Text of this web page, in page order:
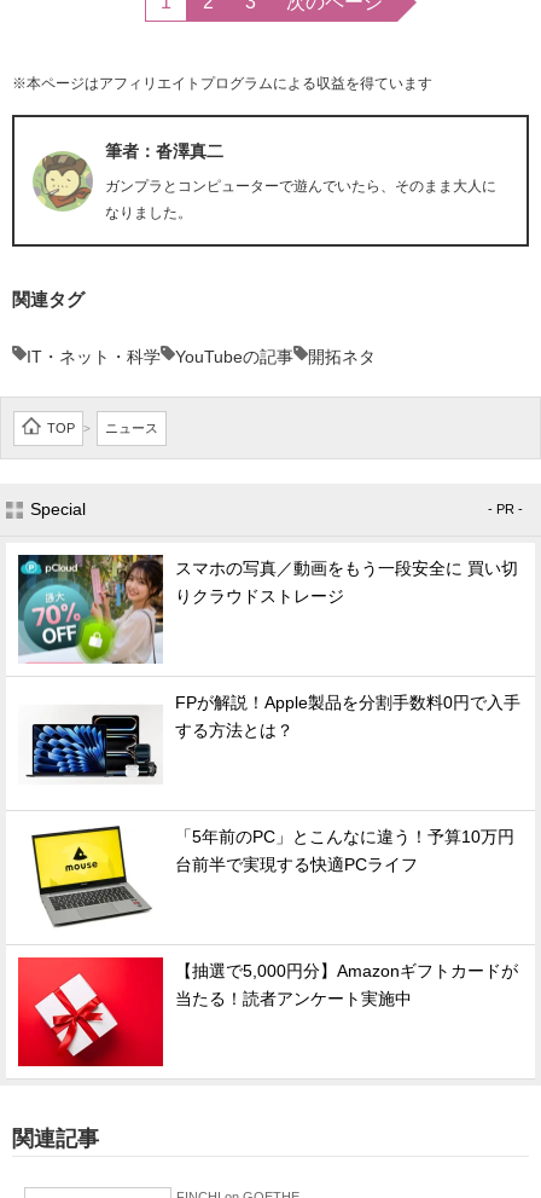
※本ページはアフィリエイトプログラムによる収益を得ています
筆者：沓澤真二
ガンプラとコンピューターで遊んでいたら、そのまま大人に
なりました。
関連タグ
IT・ネット・科学 YouTubeの記事 開拓ネタ
TOP > ニュース
Special - PR -
スマホの写真／動画をもう一段安全に 買い切
りクラウドストレージ
FPが解説！Apple製品を分割手数料0円で入手
する方法とは？
「5年前のPC」とこんなに違う！予算10万円
台前半で実現する快適PCライフ
【抽選で5,000円分】Amazonギフトカードが
当たる！読者アンケート実施中
関連記事